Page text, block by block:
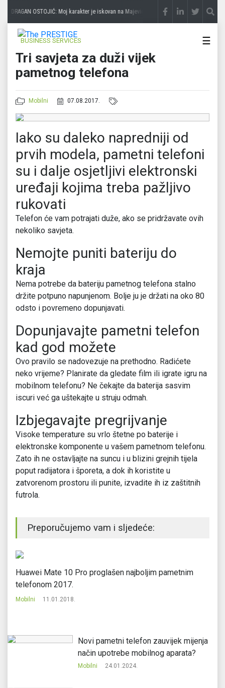
DRAGAN OSTOJIĆ: Moj karakter je iskovan na Majevici prije 3 sedmice
BUSINESS SERVICES ☰
Tri savjeta za duži vijek
pametnog telefona
Mobilni 07.08.2017.
Iako su daleko napredniji od
prvih modela, pametni telefoni
su i dalje osjetljivi elektronski
uređaji kojima treba pažljivo
rukovati
Telefon će vam potrajati duže, ako se pridržavate ovih
nekoliko savjeta.
Nemojte puniti bateriju do
kraja
Nema potrebe da bateriju pametnog telefona stalno
držite potpuno napunjenom. Bolje ju je držati na oko 80
odsto i povremeno dopunjavati.
Dopunjavajte pametni telefon
kad god možete
Ovo pravilo se nadovezuje na prethodno. Radićete
neko vrijeme? Planirate da gledate film ili igrate igru na
mobilnom telefonu? Ne čekajte da baterija sasvim
iscuri već ga uštekajte u struju odmah.
Izbjegavajte pregrijvanje
Visoke temperature su vrlo štetne po baterije i
elektronske komponente u vašem pametnom telefonu.
Zato ih ne ostavljajte na suncu i u blizini grejnih tijela
poput radijatora i šporeta, a dok ih koristite u
zatvorenom prostoru ili punite, izvadite ih iz zaštitnih
futrola.
Preporučujemo vam i sljedeće:
Huawei Mate 10 Pro proglašen najboljim pametnim
telefonom 2017.
Mobilni 11.01.2018.
Novi pametni telefon zauvijek mijenja
način upotrebe mobilnog aparata?
Mobilni 24.01.2024.